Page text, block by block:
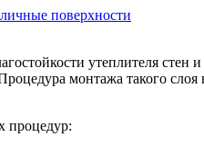
поверхности
утеплителя
монтажа такого
процедур: